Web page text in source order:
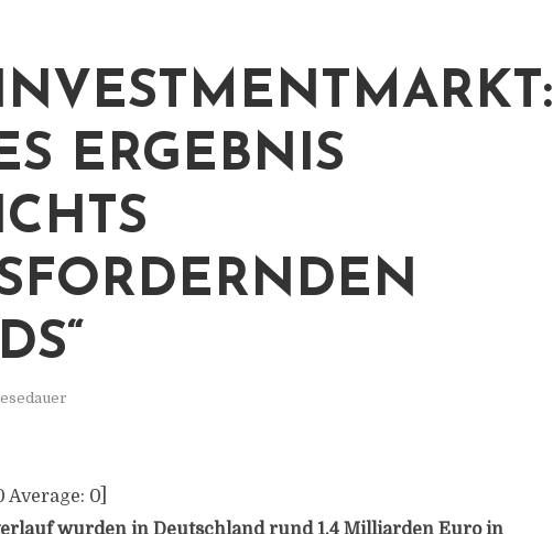
ERGEBNIS
Average: 0
wurden in Deutschland rund 1,4 Milliarden Euro in